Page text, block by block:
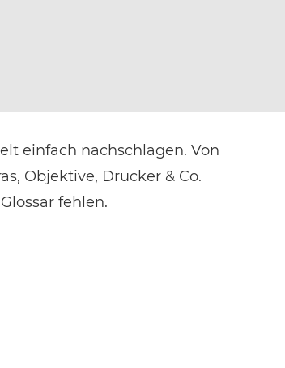
einfach nachschlagen. Von
Objektive, Drucker & Co.
fehlen.